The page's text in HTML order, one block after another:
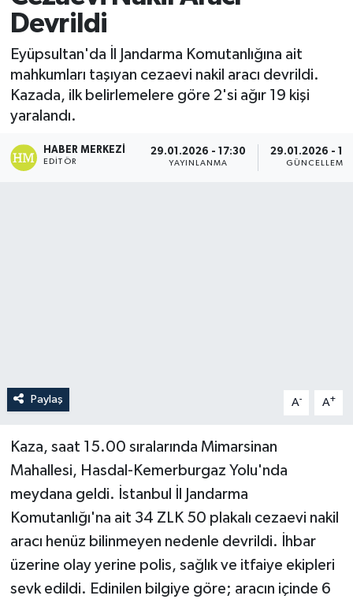
Devrildi
Eyüpsultan'da İl Jandarma Komutanlığına ait
mahkumları taşıyan cezaevi nakil aracı devrildi.
Kazada, ilk belirlemelere göre 2'si ağır 19 kişi
yaralandı.
HABER MERKEZI
EDITÖR
29.01.2026 - 17:30
YAYINLANMA
29.01.2026 -
GÜNCELLEME
Paylaş A- A+
Kaza, saat 15.00 sıralarında Mimarsinan
Mahallesi, Hasdal-Kemerburgaz Yolu'nda
meydana geldi. İstanbul İl Jandarma
Komutanlığı'na ait 34 ZLK 50 plakalı cezaevi nakil
aracı henüz bilinmeyen nedenle devrildi. İhbar
üzerine olay yerine polis, sağlık ve itfaiye ekipleri
sevk edildi. Edinilen bilgiye göre; aracın içinde 6